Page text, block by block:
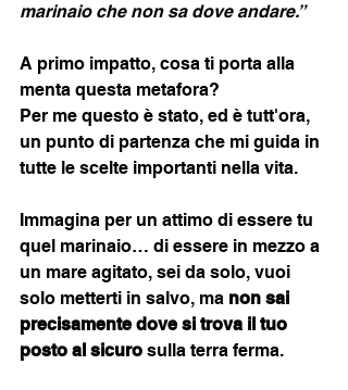
marinaio che non sa dove andare.”
A primo impatto, cosa ti porta alla
menta questa metafora?
Per me questo è stato, ed è tutt'ora,
un punto di partenza che mi guida in
tutte le scelte importanti nella vita.
Immagina per un attimo di essere tu
quel marinaio… di essere in mezzo a
un mare agitato, sei da solo, vuoi
solo metterti in salvo, ma non sai
precisamente dove si trova il tuo
posto al sicuro sulla terra ferma.